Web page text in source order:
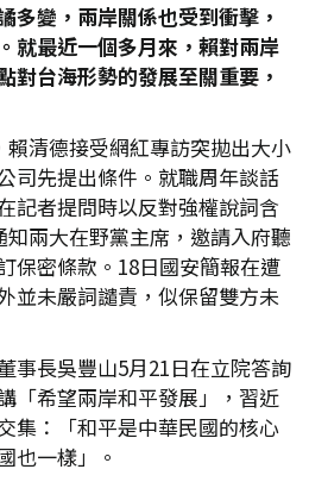
多變，兩岸關係也受到衝擊，
就最近一個多月來，賴對兩岸
對台海形勢的發展至關重要，
賴清德接受網紅專訪突拋出大小
司先提出條件。就職周年談話
記者提問時以反對強權說詞含
兩大在野黨主席，邀請入府聽
保密條款。18日國安簡報在遭
並未嚴詞譴責，似保留雙方未
事長吳豐山5月21日在立院答詢
「希望兩岸和平發展」，習近
集：「和平是中華民國的核心
也一樣」。